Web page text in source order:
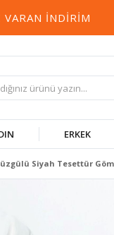
İNDIRIM
ERKEK
Siyah Tesettür